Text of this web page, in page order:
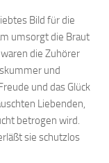
Bild für die
umsorgt die Braut
die Zuhörer
und
und das Glück
Liebenden,
betrogen wird.
sie schutzlos